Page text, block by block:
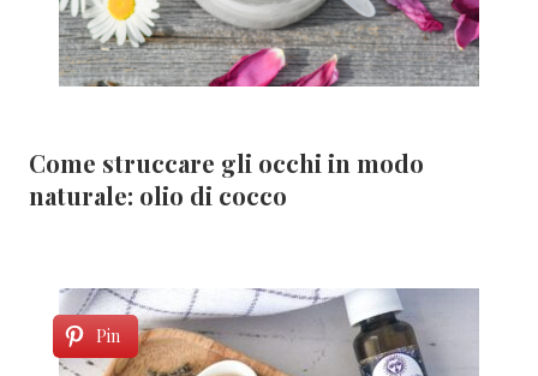
Come struccare gli occhi in modo
naturale: olio di cocco
Pin